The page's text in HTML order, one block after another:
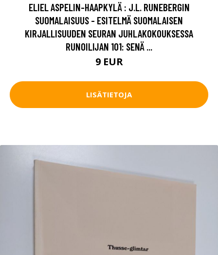
ELIEL ASPELIN-HAAPKYLÄ : J.L. RUNEBERGIN
SUOMALAISUUS - ESITELMÄ SUOMALAISEN
KIRJALLISUUDEN SEURAN JUHLAKOKOUKSESSA
RUNOILIJAN 101: SENÄ ...
9 EUR
LISÄTIETOJA